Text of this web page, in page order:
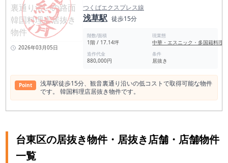
2026年03月05日
つくばエクスプレス線
浅草駅 徒歩15分
階数/面積
1階 / 17.14坪
現業態
中華・エスニック・多国籍料理
造作代金
880,000円
条件
居抜き
Point
浅草駅徒歩15分、観音裏通り沿いの低コストで取得可能な物件
です。 韓国料理店居抜き物件です。
台東区の居抜き物件・居抜き店舗・店舗物件
一覧